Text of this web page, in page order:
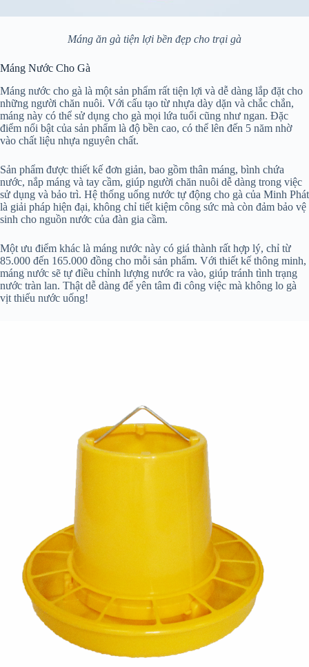
Máng ăn gà tiện lợi bền đẹp cho trại gà
Máng Nước Cho Gà
Máng nước cho gà là một sản phẩm rất tiện lợi và dễ dàng lắp đặt cho
những người chăn nuôi. Với cấu tạo từ nhựa dày dặn và chắc chắn,
máng này có thể sử dụng cho gà mọi lứa tuổi cũng như ngan. Đặc
điểm nổi bật của sản phẩm là độ bền cao, có thể lên đến 5 năm nhờ
vào chất liệu nhựa nguyên chất.
Sản phẩm được thiết kế đơn giản, bao gồm thân máng, bình chứa
nước, nắp máng và tay cầm, giúp người chăn nuôi dễ dàng trong việc
sử dụng và bảo trì. Hệ thống uống nước tự động cho gà của Minh Phát
là giải pháp hiện đại, không chỉ tiết kiệm công sức mà còn đảm bảo vệ
sinh cho nguồn nước của đàn gia cầm.
Một ưu điểm khác là máng nước này có giá thành rất hợp lý, chỉ từ
85.000 đến 165.000 đồng cho mỗi sản phẩm. Với thiết kế thông minh,
máng nước sẽ tự điều chỉnh lượng nước ra vào, giúp tránh tình trạng
nước tràn lan. Thật dễ dàng để yên tâm đi công việc mà không lo gà
vịt thiếu nước uống!